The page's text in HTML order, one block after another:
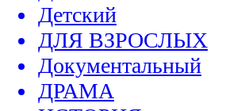
Детский
ДЛЯ ВЗРОСЛЫХ
Документальный
ДРАМА